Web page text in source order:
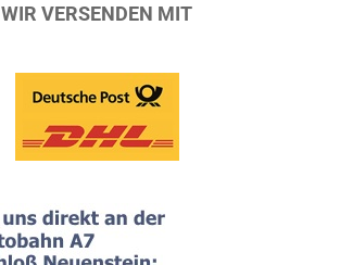
WIR VERSENDEN MIT